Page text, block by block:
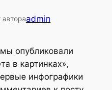
автораadmin
опубликовали
в картинках»,
инфографики